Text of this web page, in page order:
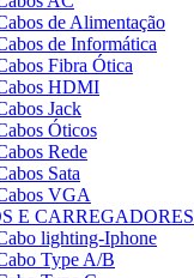
de Alimentação
de Informática
Fibra Ótica
HDMI
Jack
Óticos
Rede
Sata
VGA
E CARREGADORES
lighting-Iphone
Type A/B